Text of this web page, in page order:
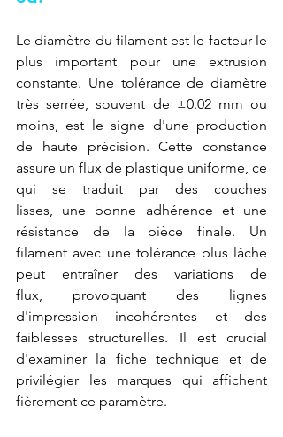
Le diamètre du filament est le facteur le
plus important pour une extrusion
constante. Une tolérance de diamètre
très serrée, souvent de ±0.02 mm ou
moins, est le signe d'une production
de haute précision. Cette constance
assure un flux de plastique uniforme, ce
qui se traduit par des couches
lisses, une bonne adhérence et une
résistance de la pièce finale. Un
filament avec une tolérance plus lâche
peut entraîner des variations de
flux, provoquant des lignes
d'impression incohérentes et des
faiblesses structurelles. Il est crucial
d'examiner la fiche technique et de
privilégier les marques qui affichent
fièrement ce paramètre.